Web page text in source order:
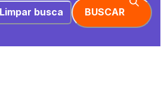
Limpar busca BUSCAR